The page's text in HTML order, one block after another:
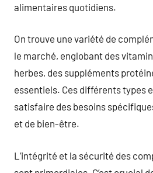
alimentaires quotidiens.
On trouve une variété de
le marché, englobant des
herbes, des suppléments
essentiels. Ces différents types
satisfaire des besoins
et de bien-être.
L’intégrité et la sécurité des